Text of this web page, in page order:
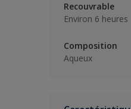
Recouvrable
Environ 6 heures
Composition
Aqueux